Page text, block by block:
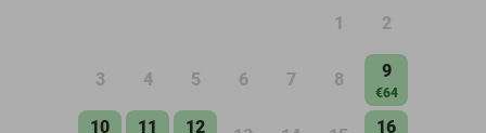
1 2
3 4 5 6 7 8 9
€64
10 11 12 16